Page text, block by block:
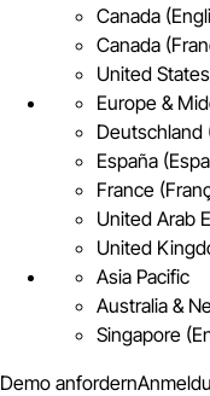
Canada
Canada
United
Europe &
Deutschland
España
France
United Arab
United
Asia Pacific
Australia &
Singapore
Demo anfordern